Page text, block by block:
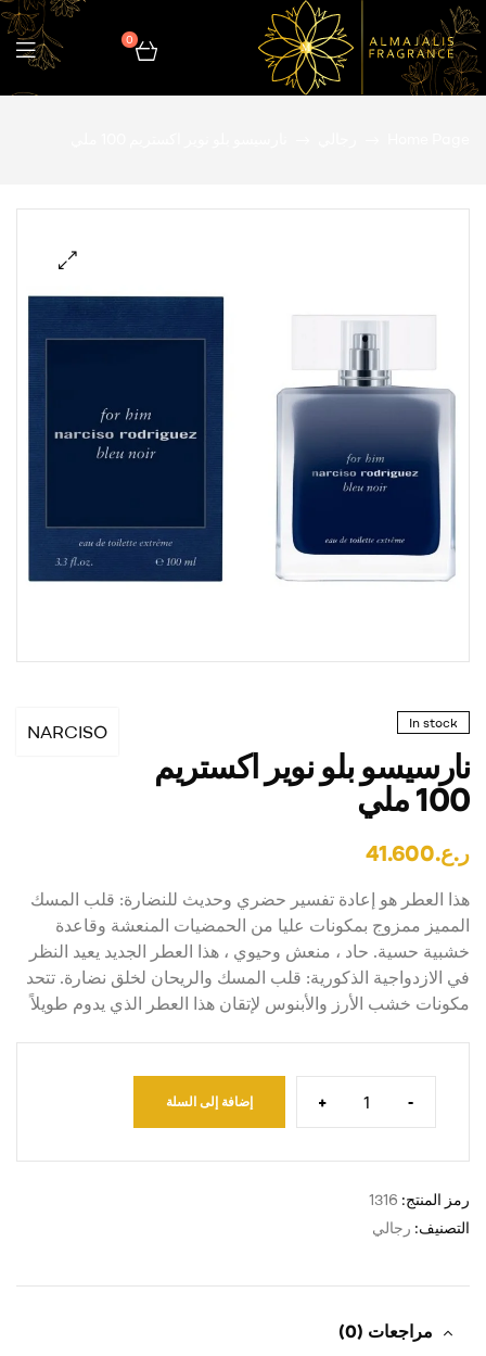
0
🔍
NARCISO In stock
نارسيسو بلو نوير اكستريم
100 ملي
ر.ع.41.600
هذا العطر هو إعادة تفسير حضري وحديث للنضارة: قلب المسك
المميز ممزوج بمكونات عليا من الحمضيات المنعشة وقاعدة
خشبية حسية. حاد ، منعش وحيوي ، هذا العطر الجديد يعيد النظر
في الازدواجية الذكورية: قلب المسك والريحان لخلق نضارة. تتحد
مكونات خشب الأرز والأبنوس لإتقان هذا العطر الذي يدوم طويلاً
-
+ إضافة إلى السلة
رمز المنتج: 1316
التصنيف: رجالي
مراجعات (0)